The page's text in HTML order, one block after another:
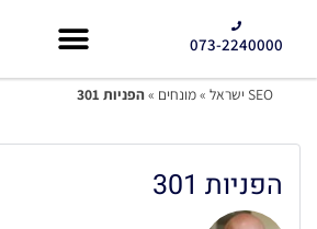
073-2240000
SEO ישראל »מונחים »הפניות 301
הפניות 301